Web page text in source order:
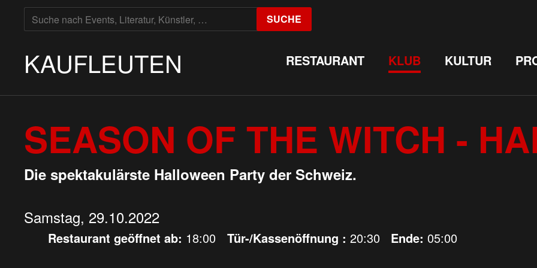
SUCHE
NACH:
SUCHE
KAUFLEUTEN RESTAURANT KLUB KULTUR
SEASON OF THE WITCH -
Die spektakulärste Halloween Party der Schweiz.
Samstag, 29.10.2022
Restaurant geöffnet ab: 18:00 Tür-/Kassenöffnung : 20:30 Ende: 05:00